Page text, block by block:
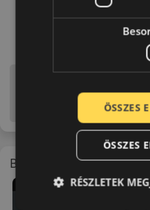
Bemutató videó a
jellegűek. Előfordulhat,
ellátott abroncs kerülÖSSZES
ÖSSZES
RÉSZLETEK